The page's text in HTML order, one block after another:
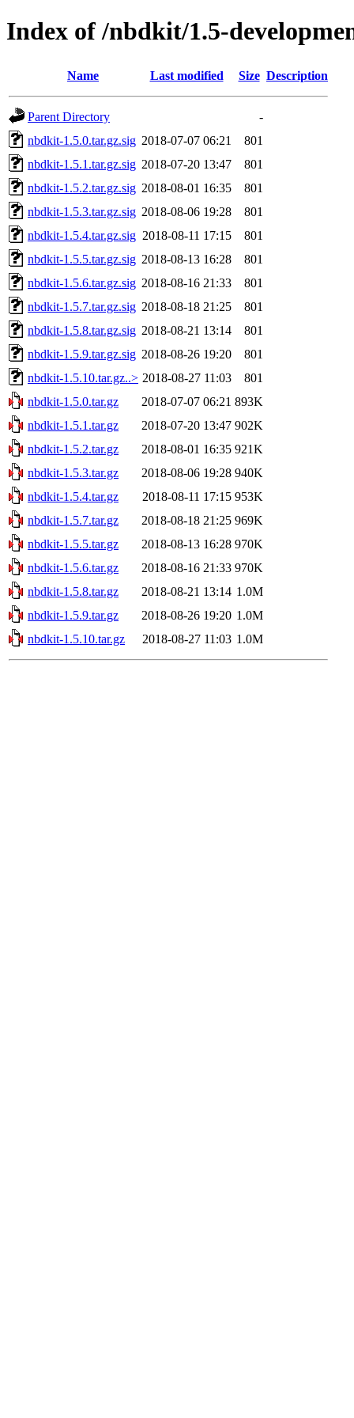
Index of /nbdkit/1.5-
Name Last modified Size Description
Parent Directory
-
nbdkit-1.5.0.tar.gz.sig 2018-07-07 06:21
801
nbdkit-1.5.1.tar.gz.sig 2018-07-20 13:47
801
nbdkit-1.5.2.tar.gz.sig 2018-08-01 16:35
801
nbdkit-1.5.3.tar.gz.sig 2018-08-06 19:28
801
nbdkit-1.5.4.tar.gz.sig 2018-08-11 17:15
801
nbdkit-1.5.5.tar.gz.sig 2018-08-13 16:28
801
nbdkit-1.5.6.tar.gz.sig 2018-08-16 21:33
801
nbdkit-1.5.7.tar.gz.sig 2018-08-18 21:25
801
nbdkit-1.5.8.tar.gz.sig 2018-08-21 13:14
801
nbdkit-1.5.9.tar.gz.sig 2018-08-26 19:20
801
nbdkit-1.5.10.tar.gz..> 2018-08-27 11:03
801
nbdkit-1.5.0.tar.gz
2018-07-07 06:21 893K
nbdkit-1.5.1.tar.gz
2018-07-20 13:47 902K
nbdkit-1.5.2.tar.gz
2018-08-01 16:35 921K
nbdkit-1.5.3.tar.gz
2018-08-06 19:28 940K
nbdkit-1.5.4.tar.gz
2018-08-11 17:15 953K
nbdkit-1.5.7.tar.gz
2018-08-18 21:25 969K
nbdkit-1.5.5.tar.gz
2018-08-13 16:28 970K
nbdkit-1.5.6.tar.gz
2018-08-16 21:33 970K
nbdkit-1.5.8.tar.gz
2018-08-21 13:14 1.0M
nbdkit-1.5.9.tar.gz
2018-08-26 19:20 1.0M
nbdkit-1.5.10.tar.gz
2018-08-27 11:03 1.0M